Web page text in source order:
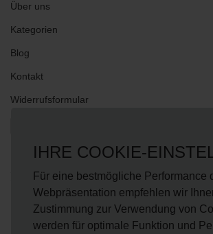
IHRE COOKIE-
Für eine bestmögliche Performance
Webpräsentation empfehlen wir
Zustimmung zur Verwendung von
werden für optimale Funktion und
Über uns
Kategorien
Blog
Kontakt
Widerrufsformular
NEWS
Fragen?